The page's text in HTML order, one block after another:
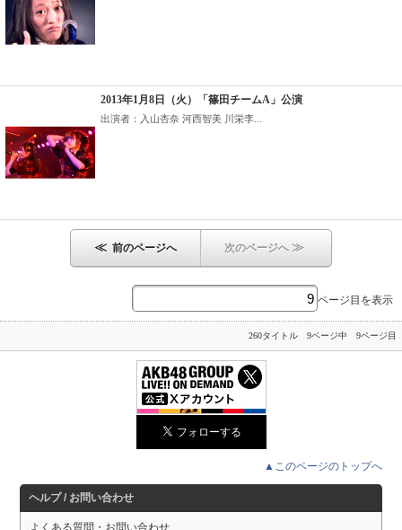
2013年1月8日（火）「篠田チームA」公演
出演者：入山杏奈 河西智美 川栄李...
≪ 前のページへ 次のページへ≫
ページ目を表示
260タイトル 9ページ中 9ページ目
▲このページのトップへ
ヘルプ / お問い合わせ
よくある質問・お問い合わせ